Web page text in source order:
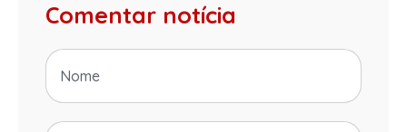
Comentar notícia